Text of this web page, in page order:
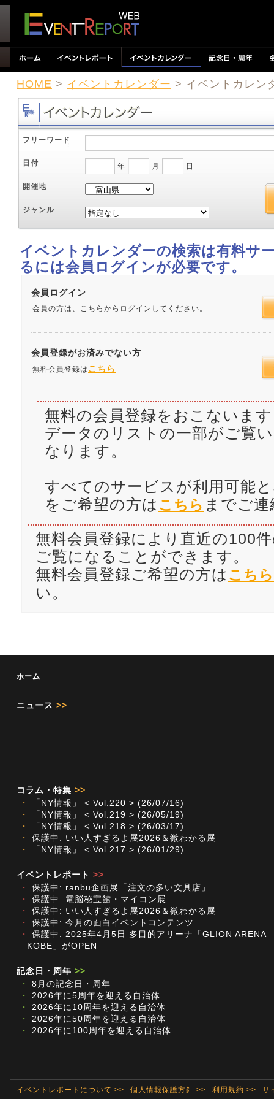
HOME > イベントカレンダー > イベントカレン
フリーワード
日付 年 月 日
開催地
ジャンル
イベントカレンダーの検索は有料サ
るには会員ログインが必要です。
会員ログイン
会員の方は、こちらからログインしてください。
会員登録がお済みでない方
無料会員登録は こちら
無料の会員登録をおこないま
データのリストの一部がご覧
なります。
すべてのサービスが利用可能
をご希望の方は こちら までご
無料会員登録により直近の100
ご覧になることができます。
無料会員登録ご希望の方は こちら
い。
ホーム
ニュース >>
コラム・特集 >>
・
「NY情報」 < Vol.220 > (26/07/16)
・
「NY情報」 < Vol.219 > (26/05/19)
・
「NY情報」 < Vol.218 > (26/03/17)
・
保護中: いい人すぎるよ展2026＆微わかる展
・
「NY情報」 < Vol.217 > (26/01/29)
イベントレポート >>
・
保護中: ranbu企画展「注文の多い文具店」
・
保護中: 電脳秘宝館・マイコン展
・
保護中: いい人すぎるよ展2026＆微わかる展
・
保護中: 今月の面白イベントコンテンツ
・
保護中: 2025年4月5日 多目的アリーナ「GLION ARENA
KOBE」がOPEN
記念日・周年 >>
・
8月の記念日・周年
・
2026年に5周年を迎える自治体
・
2026年に10周年を迎える自治体
・
2026年に50周年を迎える自治体
・
2026年に100周年を迎える自治体
イベントレポートについて >> 個人情報保護方針 >> 利用規約 >> サ